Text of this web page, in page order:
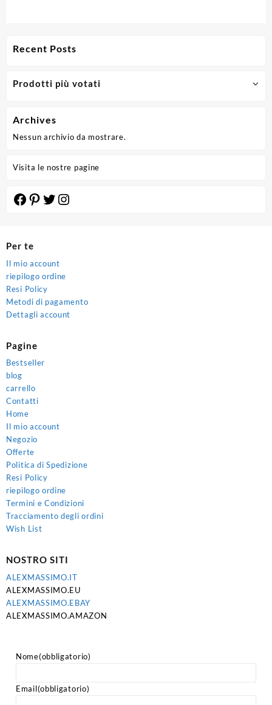
Recent Posts
Prodotti più votati
Archives
Nessun archivio da mostrare.
Visita le nostre pagine
Facebook
Pinterest
Twitter
Instagram
Per te
Il mio account
riepilogo ordine
Resi Policy
Metodi di pagamento
Dettagli account
Pagine
Bestseller
blog
carrello
Contatti
Home
Il mio account
Negozio
Offerte
Politica di Spedizione
Resi Policy
riepilogo ordine
Termini e Condizioni
Tracciamento degli ordini
Wish List
NOSTRO SITI
ALEXMASSIMO.IT
ALEXMASSIMO.EU
ALEXMASSIMO.EBAY
ALEXMASSIMO.AMAZON
Nome(obbligatorio)
Email(obbligatorio)